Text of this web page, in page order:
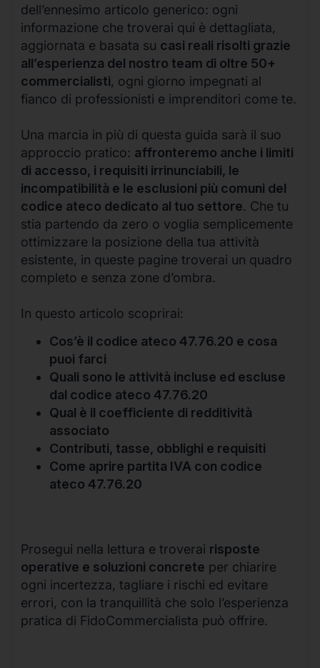
dell’ennesimo articolo generico: ogni
informazione che troverai qui è dettagliata,
aggiornata e basata su casi reali risolti grazie
all’esperienza del nostro team di oltre 50+
commercialisti, ogni giorno impegnati al
fianco di professionisti e imprenditori come te.
Una marcia in più di questa guida sarà il suo
approccio pratico: affronteremo anche i limiti
di accesso, i requisiti irrinunciabili, le
incompatibilità e le esclusioni più comuni del
codice ateco dedicato al tuo settore. Che tu
stia partendo da zero o voglia semplicemente
ottimizzare la posizione della tua attività
esistente, in queste pagine troverai un quadro
completo e senza zone d’ombra.
In questo articolo scoprirai:
Cos’è il codice ateco 47.76.20 e cosa
puoi farci
Quali sono le attività incluse ed escluse
dal codice ateco 47.76.20
Qual è il coefficiente di redditività
associato
Contributi, tasse, obblighi e requisiti
Come aprire partita IVA con codice
ateco 47.76.20
Prosegui nella lettura e troverai risposte
operative e soluzioni concrete per chiarire
ogni incertezza, tagliare i rischi ed evitare
errori, con la tranquillità che solo l’esperienza
pratica di FidoCommercialista può offrire.